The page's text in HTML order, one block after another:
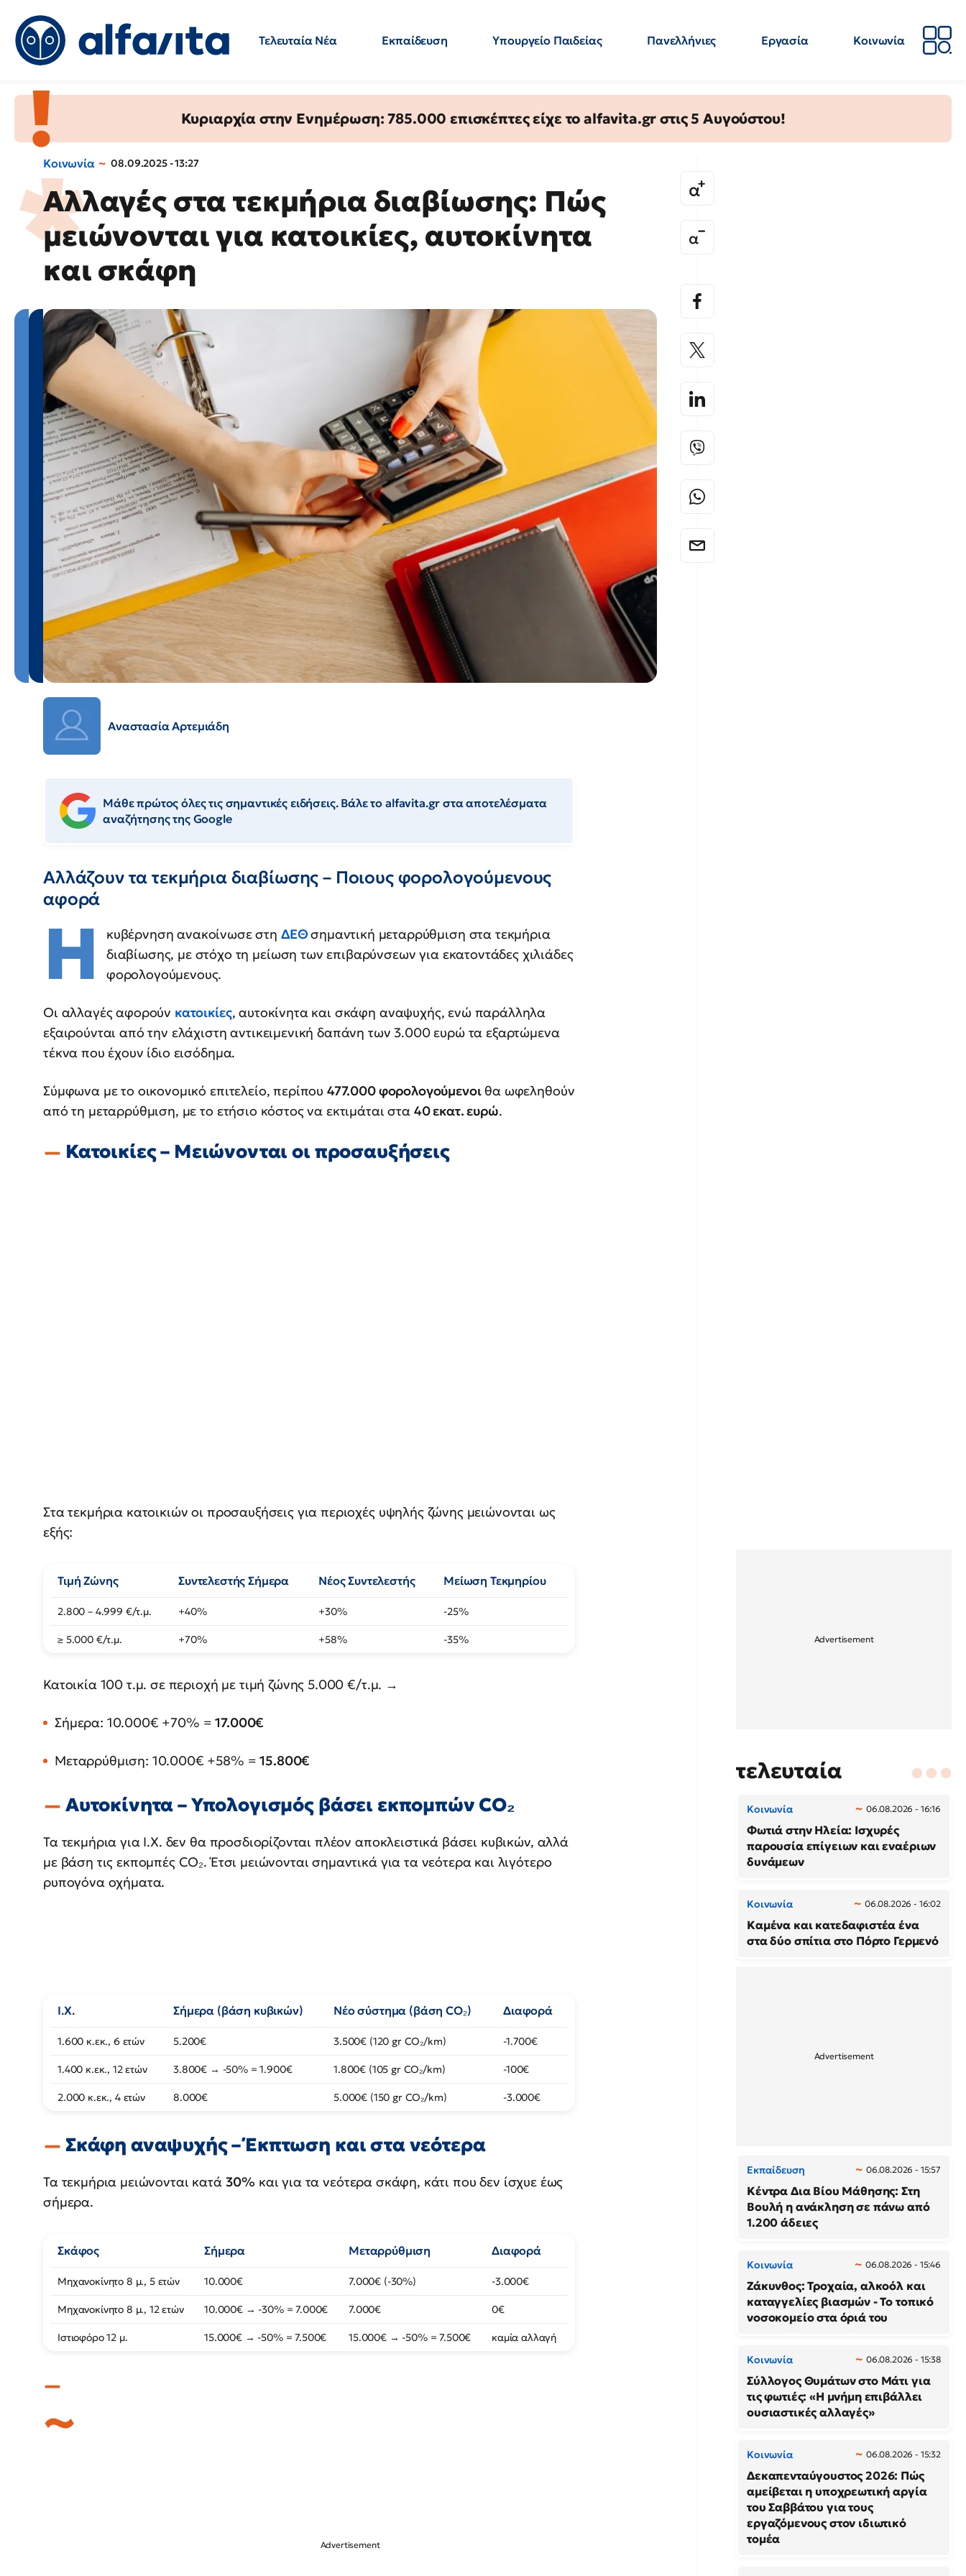
Τελευταία Νέα Εκπαίδευση Υπουργείο Παιδείας Πανελλήνιες Εργασία
Κοινωνία
Κυριαρχία στην Ενημέρωση: 785.000 επισκέπτες είχε το alfavita.gr στις 5 Αυγούστου!
Κοινωνία 08.09.2025 - 13:27
Αλλαγές στα τεκμήρια διαβίωσης: Πώς
μειώνονται για κατοικίες, αυτοκίνητα
και σκάφη
Αναστασία Αρτεμιάδη
Μάθε πρώτος όλες τις σημαντικές ειδήσεις. Βάλε το alfavita.gr στα αποτελέσματα
αναζήτησης της Google
Αλλάζουν τα τεκμήρια διαβίωσης – Ποιους φορολογούμενους
αφορά
Η κυβέρνηση ανακοίνωσε στη ΔΕΘσημαντική μεταρρύθμιση στα τεκμήρια
διαβίωσης, με στόχο τη μείωση των επιβαρύνσεων για εκατοντάδες χιλιάδες
φορολογούμενους.
Οι αλλαγές αφορούν κατοικίες, αυτοκίνητα και σκάφη αναψυχής, ενώ παράλληλα
εξαιρούνται από την ελάχιστη αντικειμενική δαπάνη των 3.000 ευρώ τα εξαρτώμενα
τέκνα που έχουν ίδιο εισόδημα.
Σύμφωνα με το οικονομικό επιτελείο, περίπου 477.000 φορολογούμενοιθα ωφεληθούν
από τη μεταρρύθμιση, με το ετήσιο κόστος να εκτιμάται στα 40 εκατ. ευρώ.
Κατοικίες – Μειώνονται οι προσαυξήσεις
Στα τεκμήρια κατοικιών οι προσαυξήσεις για περιοχές υψηλής ζώνης μειώνονται ως
εξής:
Τιμή Ζώνης Συντελεστής Σήμερα Νέος Συντελεστής Μείωση Τεκμηρίου
2.800 – 4.999 €/τ.μ. +40% +30% -25%
≥ 5.000 €/τ.μ. +70% +58% -35%
Κατοικία 100 τ.μ. σε περιοχή με τιμή ζώνης 5.000 €/τ.μ. →
Σήμερα: 10.000€ +70% =17.000€
Μεταρρύθμιση: 10.000€ +58% =15.800€
Αυτοκίνητα – Υπολογισμός βάσει εκπομπών CO₂
Τα τεκμήρια για Ι.Χ. δεν θα προσδιορίζονται πλέον αποκλειστικά βάσει κυβικών, αλλά
με βάση τις εκπομπές CO₂. Έτσι μειώνονται σημαντικά για τα νεότερα και λιγότερο
ρυπογόνα οχήματα.
Ι.Χ. Σήμερα (βάση κυβικών) Νέο σύστημα (βάση CO₂) Διαφορά
1.600 κ.εκ., 6 ετών 5.200€ 3.500€ (120 gr CO₂/km) -1.700€
1.400 κ.εκ., 12 ετών 3.800€ → -50% = 1.900€ 1.800€ (105 gr CO₂/km) -100€
2.000 κ.εκ., 4 ετών 8.000€ 5.000€ (150 gr CO₂/km) -3.000€
Σκάφη αναψυχής – Έκπτωση και στα νεότερα
Τα τεκμήρια μειώνονται κατά 30% και για τα νεότερα σκάφη, κάτι που δεν ίσχυε έως
σήμερα.
Σκάφος Σήμερα Μεταρρύθμιση Διαφορά
Μηχανοκίνητο 8 μ., 5 ετών 10.000€ 7.000€ (-30%) -3.000€
Μηχανοκίνητο 8 μ., 12 ετών 10.000€ → -30% = 7.000€ 7.000€ 0€
Ιστιοφόρο 12 μ. 15.000€ → -50% = 7.500€ 15.000€ → -50% = 7.500€ καμία αλλαγή
τελευταία
Κοινωνία 06.08.2026 - 16:16
Φωτιά στην Ηλεία: Ισχυρές
παρουσία επίγειων και εναέριων
δυνάμεων
Κοινωνία 06.08.2026 - 16:02
Καμένα και κατεδαφιστέα ένα
στα δύο σπίτια στο Πόρτο Γερμενό
Εκπαίδευση 06.08.2026 - 15:57
Κέντρα Δια Βίου Μάθησης: Στη
Βουλή η ανάκληση σε πάνω από
1.200 άδειες
Κοινωνία 06.08.2026 - 15:46
Ζάκυνθος: Τροχαία, αλκοόλ και
καταγγελίες βιασμών - Το τοπικό
νοσοκομείο στα όριά του
Κοινωνία 06.08.2026 - 15:38
Σύλλογος Θυμάτων στο Μάτι για
τις φωτιές: «Η μνήμη επιβάλλει
ουσιαστικές αλλαγές»
Κοινωνία 06.08.2026 - 15:32
Δεκαπενταύγουστος 2026: Πώς
αμείβεται η υποχρεωτική αργία
του Σαββάτου για τους
εργαζόμενους στον ιδιωτικό
τομέα